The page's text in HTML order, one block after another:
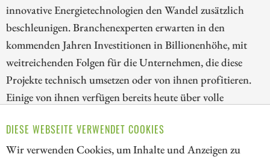
DIESE WEBSEITE VERWENDET COOKIES
Wir verwenden Cookies, um Inhalte und Anzeigen zu
innovative Energietechnologien den Wandel zusätzlich
beschleunigen. Branchenexperten erwarten in den
kommenden Jahren Investitionen in Billionenhöhe, mit
weitreichenden Folgen für die Unternehmen, die diese
Projekte technisch umsetzen oder von ihnen profitieren.
Einige von ihnen verfügen bereits heute über volle
Wachstumstreiber, die vom Kapitalmarkt bislang kaum
eingepreist sein könnten.